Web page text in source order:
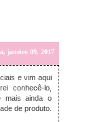
janeiro 09, 2017
e vim aqui
conhecê-lo,
mais ainda o
de produto.